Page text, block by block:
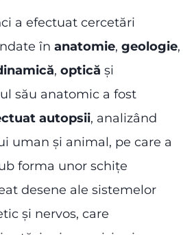
a efectuat cercetări
în anatomie, geologie,
, optică și
său anatomic a fost
autopsii, analizând
uman și animal, pe care a
forma unor schițe
desene ale sistemelor
și nervos, care